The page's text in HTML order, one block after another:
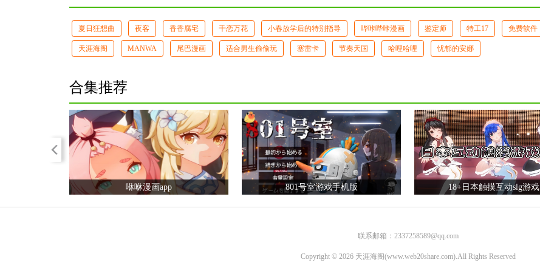
夏日狂想曲 夜客 香香腐宅 千恋万花 小春放学后的特别指导 哔咔哔咔漫画 鉴定师 特工17 免费软件
天涯海阁 MANWA 尾巴漫画 适合男生偷偷玩 塞雷卡 节奏天国 哈哩哈哩 忧郁的安娜
合集推荐
next
咻咻漫画app 801号室游戏手机版 18+日本触摸互动slg游戏
联系邮箱：2337258589@qq.com
Copyright © 2026 天涯海阁(www.web20share.com).All Rights Reserved